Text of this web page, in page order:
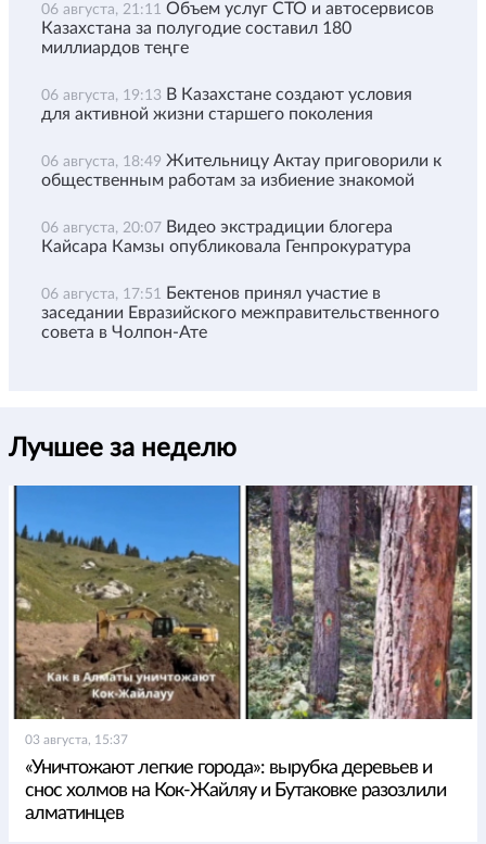
06 августа, 21:11 Объем услуг СТО и автосервисов
Казахстана за полугодие составил 180
миллиардов теңге
06 августа, 19:13 В Казахстане создают условия
для активной жизни старшего поколения
06 августа, 18:49 Жительницу Актау приговорили к
общественным работам за избиение знакомой
06 августа, 20:07 Видео экстрадиции блогера
Кайсара Камзы опубликовала Генпрокуратура
06 августа, 17:51
Бектенов принял участие в
заседании Евразийского межправительственного
совета в Чолпон-Ате
Лучшее за неделю
03 августа, 15:37
«Уничтожают легкие города»: вырубка деревьев и
снос холмов на Кок-Жайляу и Бутаковке разозлили
алматинцев